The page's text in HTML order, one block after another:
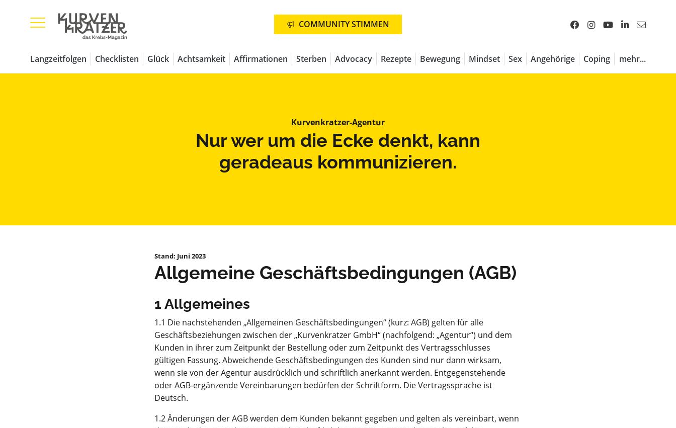
COMMUNITY STIMMEN
Langzeitfolgen Checklisten Glück Achtsamkeit Affirmationen Sterben Advocacy Rezepte Bewegung Mindset Sex Angehörige Coping mehr...
Kurvenkratzer-Agentur
Nur wer um die Ecke denkt, kann
geradeaus kommunizieren.
Stand: Juni 2023
Allgemeine Geschäftsbedingungen (AGB)
1 Allgemeines
1.1 Die nachstehenden „Allgemeinen Geschäftsbedingungen“ (kurz: AGB) gelten für alle
Geschäftsbeziehungen zwischen der „Kurvenkratzer GmbH“ (nachfolgend: „Agentur“) und dem
Kunden in ihrer zum Zeitpunkt der Bestellung oder zum Zeitpunkt des Vertragsschlusses
gültigen Fassung. Abweichende Geschäftsbedingungen des Kunden sind nur dann wirksam,
wenn sie von der Agentur ausdrücklich und schriftlich anerkannt werden. Entgegenstehende
oder AGB-ergänzende Vereinbarungen bedürfen der Schriftform. Die Vertragssprache ist
Deutsch.
1.2 Änderungen der AGB werden dem Kunden bekannt gegeben und gelten als vereinbart, wenn